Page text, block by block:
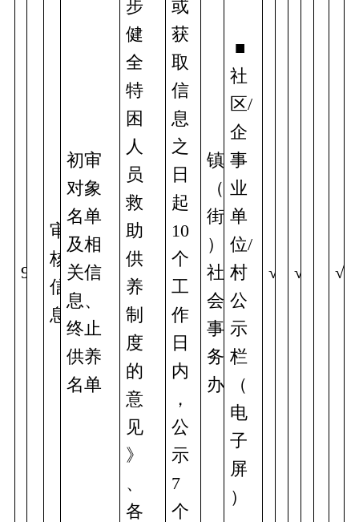
9
审
核
信
息
初审
对象
名单
及相
关信
息、
终止
供养
名单
步
健
全
特
困
人
员
救
助
供
养
制
度
的
意
见
》
、
各
或
获
取
信
息
之
日
起
10
个
工
作
日
内
，
公
示
7
个
镇
（
街
）
社
会
事
务
办
■
社
区/
企
事
业
单
位/
村
公
示
栏
（
电
子
屏
）
√ √ √